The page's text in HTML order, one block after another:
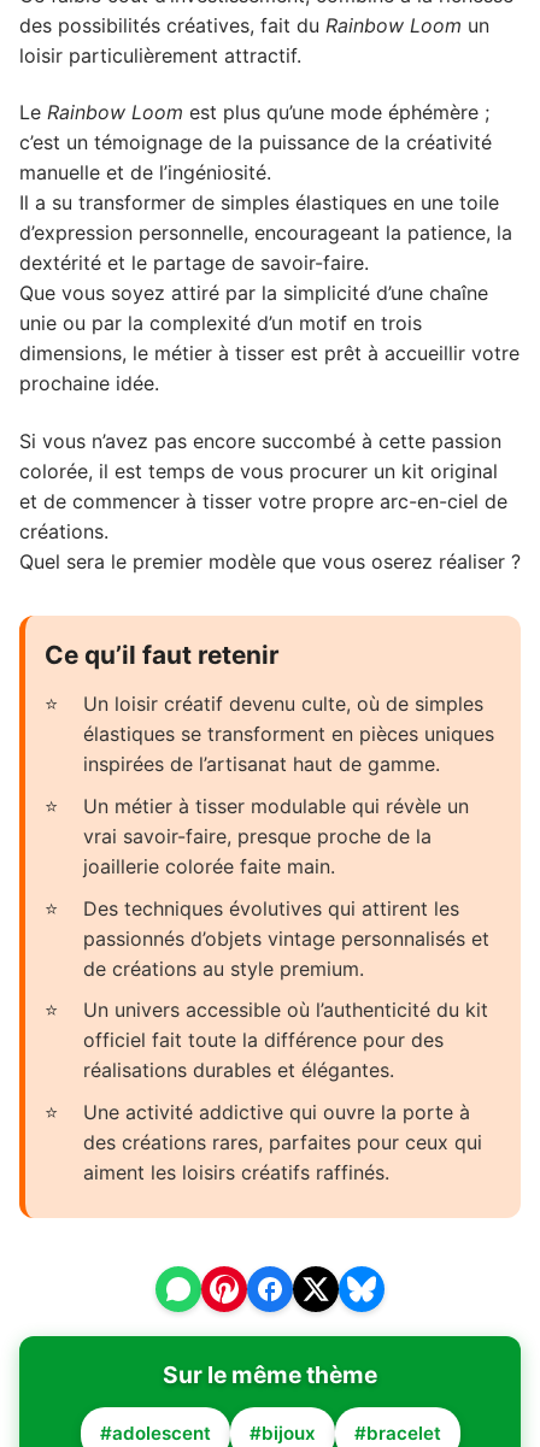
des possibilités créatives, fait du Rainbow Loom un
loisir particulièrement attractif.
Le Rainbow Loom est plus qu’une mode éphémère ;
c’est un témoignage de la puissance de la créativité
manuelle et de l’ingéniosité.
Il a su transformer de simples élastiques en une toile
d’expression personnelle, encourageant la patience, la
dextérité et le partage de savoir-faire.
Que vous soyez attiré par la simplicité d’une chaîne
unie ou par la complexité d’un motif en trois
dimensions, le métier à tisser est prêt à accueillir votre
prochaine idée.
Si vous n’avez pas encore succombé à cette passion
colorée, il est temps de vous procurer un kit original
et de commencer à tisser votre propre arc-en-ciel de
créations.
Quel sera le premier modèle que vous oserez réaliser ?
Ce qu’il faut retenir
Un loisir créatif devenu culte, où de simples
élastiques se transforment en pièces uniques
inspirées de l’artisanat haut de gamme.
Un métier à tisser modulable qui révèle un
vrai savoir-faire, presque proche de la
joaillerie colorée faite main.
Des techniques évolutives qui attirent les
passionnés d’objets vintage personnalisés et
de créations au style premium.
Un univers accessible où l’authenticité du kit
officiel fait toute la différence pour des
réalisations durables et élégantes.
Une activité addictive qui ouvre la porte à
des créations rares, parfaites pour ceux qui
aiment les loisirs créatifs raffinés.
Sur le même thème
#adolescent #bijoux #bracelet